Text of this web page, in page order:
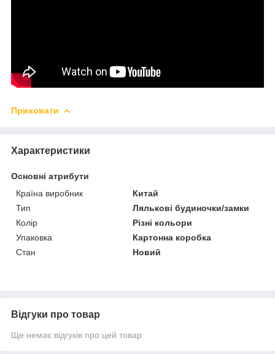
Приховати
Характеристики
Основні атрибути
Країна виробник
Китай
Тип
Лялькові будиночки/замки
Колір
Різні кольори
Упаковка
Картонна коробка
Стан
Новий
Відгуки про товар
Ще немає відгуків про цей товар